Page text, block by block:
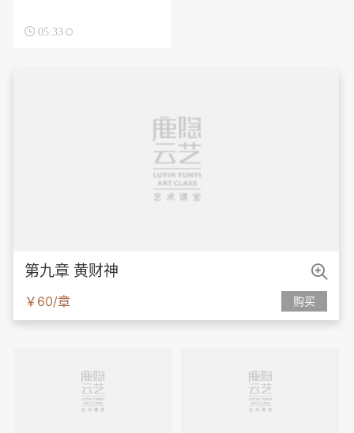
 05:33
第九章 黄财神
￥60/章 购买
